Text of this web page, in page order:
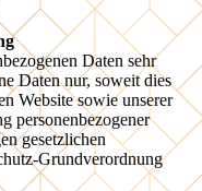
Daten sehr
Daten nur, soweit dies
Website sowie unserer
personenbezogener
gesetzlichen
Grundverordnung